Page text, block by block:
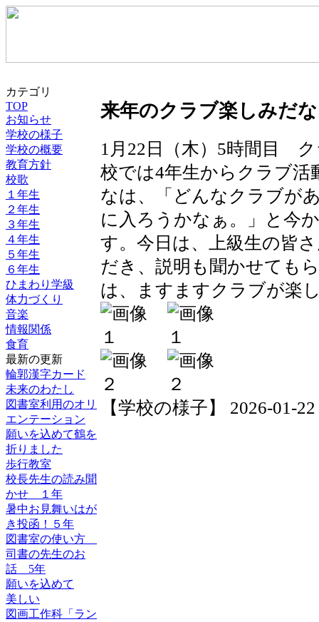
カテゴリ
TOP
お知らせ
学校の様子
学校の概要
教育方針
校歌
１年生
２年生
３年生
４年生
５年生
６年生
ひまわり学級
体力づくり
音楽
情報関係
食育
最新の更新
輪郭漢字カード
未来のわたし
図書室利用のオリ
エンテーション
願いを込めて鶴を
折りました
歩行教室
校長先生の読み聞
かせ １年
暑中お見舞いはが
き投函！５年
図書室の使い方
司書の先生のお
話 5年
願いを込めて
美しい
図画工作科「ラン
来年のクラブ楽しみだ
1月22日（木）5時間目
校では4年生からクラブ活
なは、「どんなクラブが
に入ろうかなぁ。」と今
す。今日は、上級生の皆
だき、説明も聞かせても
は、ますますクラブが楽
【学校の様子】 2026-01-